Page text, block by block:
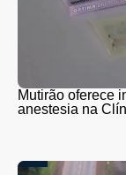
Mutirão oferece
anestesia na